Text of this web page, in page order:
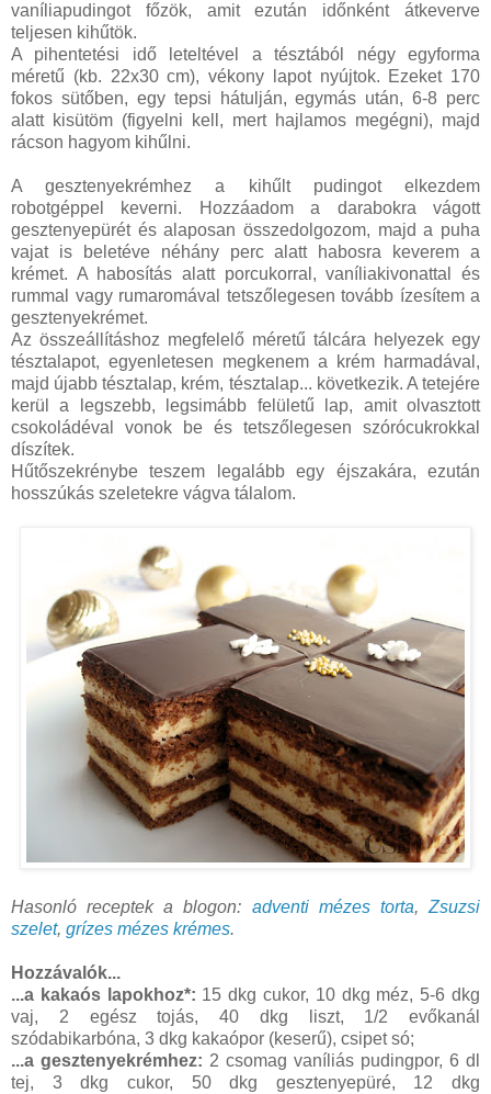
vaníliapudingot főzök, amit ezután időnként átkeverve
teljesen kihűtök.
A pihentetési idő leteltével a tésztából négy egyforma
méretű (kb. 22x30 cm), vékony lapot nyújtok. Ezeket 170
fokos sütőben, egy tepsi hátulján, egymás után, 6-8 perc
alatt kisütöm (figyelni kell, mert hajlamos megégni), majd
rácson hagyom kihűlni.
A gesztenyekrémhez a kihűlt pudingot elkezdem
robotgéppel keverni. Hozzáadom a darabokra vágott
gesztenyepürét és alaposan összedolgozom, majd a puha
vajat is beletéve néhány perc alatt habosra keverem a
krémet. A habosítás alatt porcukorral, vaníliakivonattal és
rummal vagy rumaromával tetszőlegesen tovább ízesítem a
gesztenyekrémet.
Az összeállításhoz megfelelő méretű tálcára helyezek egy
tésztalapot, egyenletesen megkenem a krém harmadával,
majd újabb tésztalap, krém, tésztalap... következik. A tetejére
kerül a legszebb, legsimább felületű lap, amit olvasztott
csokoládéval vonok be és tetszőlegesen szórócukrokkal
díszítek.
Hűtőszekrénybe teszem legalább egy éjszakára, ezután
hosszúkás szeletekre vágva tálalom.
Hasonló receptek a blogon: adventi mézes torta,Zsuzsi
szelet, grízes mézes krémes.
Hozzávalók...
...a kakaós lapokhoz*: 15 dkg cukor, 10 dkg méz, 5-6 dkg
vaj, 2 egész tojás, 40 dkg liszt, 1/2 evőkanál
szódabikarbóna, 3 dkg kakaópor (keserű), csipet só;
...a gesztenyekrémhez: 2 csomag vaníliás pudingpor, 6 dl
tej, 3 dkg cukor, 50 dkg gesztenyepüré, 12 dkg